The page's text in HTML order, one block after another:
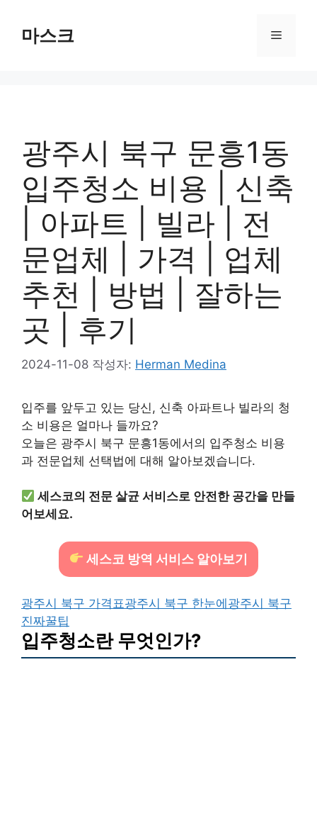
마스크 메
광주시 북구 문흥1동
입주청소 비용 | 신축
| 아파트 | 빌라 | 전
문업체 | 가격 | 업체
추천 | 방법 | 잘하는
곳 | 후기
2024-11-08 작성자: Herman Medina
입주를 앞두고 있는 당신, 신축 아파트나 빌라의 청
소 비용은 얼마나 들까요?
오늘은 광주시 북구 문흥1동에서의 입주청소 비용
과 전문업체 선택법에 대해 알아보겠습니다.
세스코의 전문 살균 서비스로 안전한 공간을 만들
어보세요.
세스코 방역 서비스 알아보기
광주시 북구 가격표광주시 북구 한눈에 광주시 북구
진짜꿀팁
입주청소란 무엇인가?